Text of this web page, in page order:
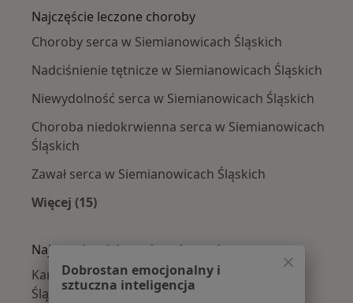
Najczęście leczone choroby
Choroby serca w Siemianowicach Śląskich
Nadciśnienie tętnicze w Siemianowicach Śląskich
Niewydolność serca w Siemianowicach Śląskich
Choroba niedokrwienna serca w Siemianowicach
Śląskich
Zawał serca w Siemianowicach Śląskich
Więcej (15)
Najpopularniejsze ubezpieczenia
Kardiolodzy z Compensa w Siemianowicach
Śląskich
Dobrostan emocjonalny i
sztuczna inteligencja